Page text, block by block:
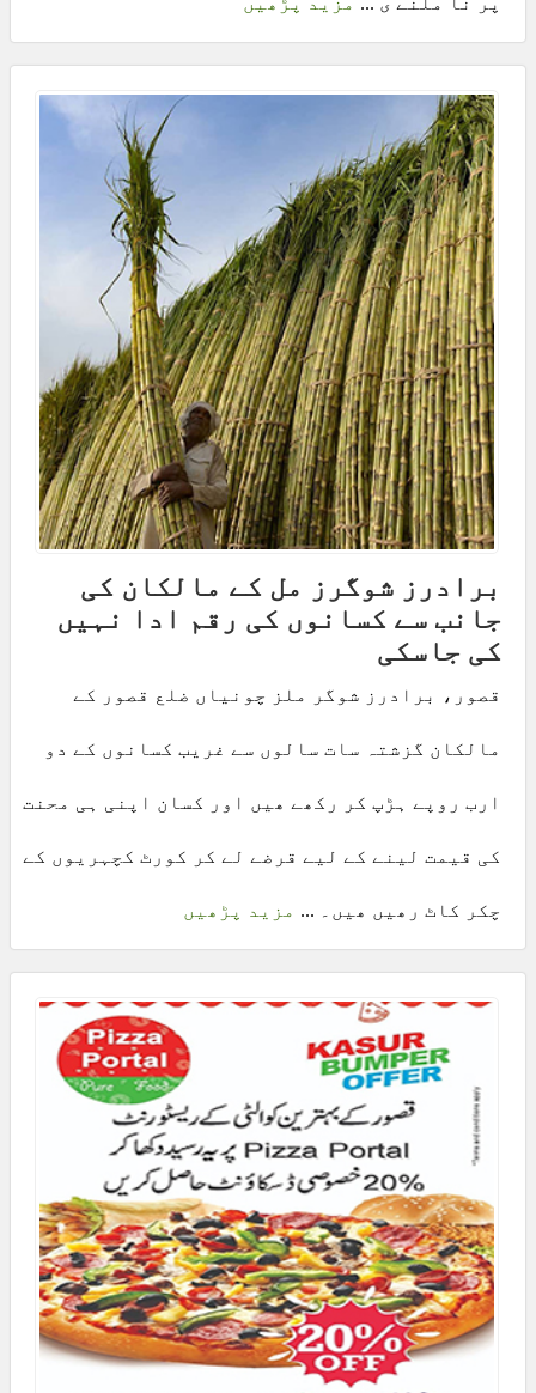
برادرز شوگرز مل کے مالکان کی
جانب سے کسانوں کی رقم ادا نہیں
کی جاسکی
قصور، برادرز شوگر ملز چونیاں ضلع قصور کے
مالکان گزشتہ سات سالوں سے غریب کسانوں کے دو
ارب روپے ہڑپ کر رکھے ھیں اور کسان اپنی ہی محنت
کی قیمت لینے کے لیے قرضے لے کر کورٹ کچہریوں کے
چکر کاٹ رھیں ھیں۔ ... مزید پڑھیں